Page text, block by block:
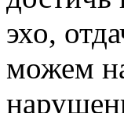
эхо,
можем